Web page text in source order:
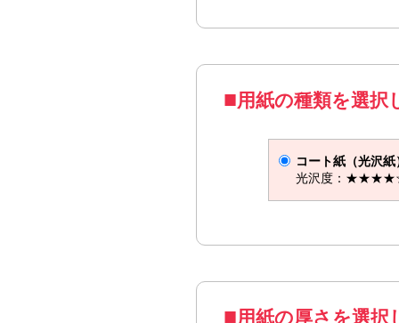
用紙の種類を選択
コート紙（光沢紙
光沢度：
用紙の厚さを選択